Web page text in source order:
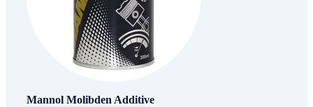
Mannol Molibden Additive